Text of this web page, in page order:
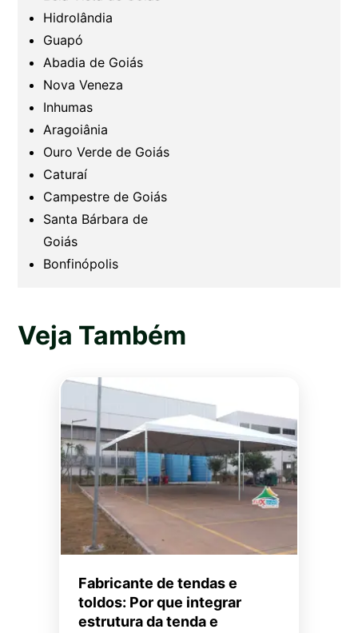
Hidrolândia
Guapó
Abadia de Goiás
Nova Veneza
Inhumas
Aragoiânia
Ouro Verde de Goiás
Caturaí
Campestre de Goiás
Santa Bárbara de
Goiás
Bonfinópolis
Veja Também
Fabricante de tendas e
toldos: Por que integrar
estrutura da tenda e